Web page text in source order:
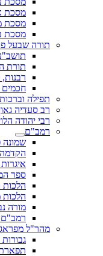
מסכת
מסכת
מסכת
תורה שבעל
תורת
חכמים
תפילה וברכות
רב סעדיה
רבי יהודה
רמב"ם
שמונה
ספר
הלכות
מורה
רמב"ם
מהר"ל מפראג